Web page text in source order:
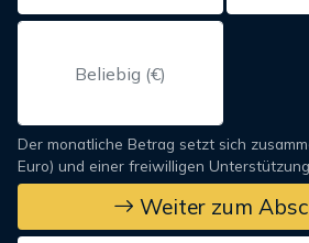
Der monatliche Betrag setzt sich
Euro) und einer freiwilligen Unterstützung.
Weiter zum